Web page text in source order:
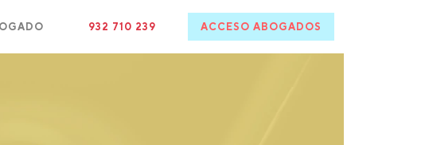
932 710 239 ACCESO ABOGADOS